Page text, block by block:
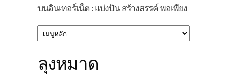
บนอินเทอร์เน็ต : แบ่งปัน สร้างสรรค์ พอเพียง
ลุงหมาด